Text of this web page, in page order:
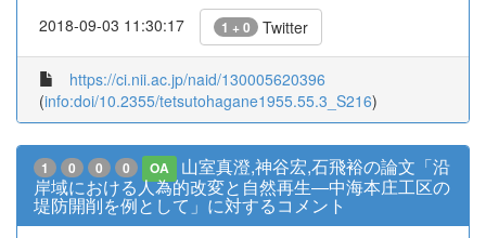
2018-09-03 11:30:17 1 + 0 Twitter
https://ci.nii.ac.jp/naid/130005620396
(info:doi/10.2355/tetsutohagane1955.55.3_S216)
1 0 0 0 OA
山室真澄,神谷宏,石飛裕の論文「沿
岸域における人為的改変と自然再生―中海本庄工区の
堤防開削を例として」に対するコメント